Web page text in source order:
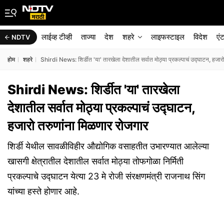
NDTV लाईव्ह टीव्ही ताज्या देश शहरे लाइफस्टाइल विदेश
होम शहरे Shirdi News: शिर्डीत 'या' तारखेला देशातील सर्वात मोठ्या प्रकल्पाचं उद्घाटन,
Shirdi News: शिर्डीत 'या' तारखेला
देशातील सर्वात मोठ्या प्रकल्पाचं उद्घाटन,
हजारो तरुणांना मिळणार रोजगार
शिर्डी येथील सावळीविहीर औद्योगिक वसाहतीत उभारण्यात आलेल्या
खासगी क्षेत्रातील देशातील सर्वात मोठ्या तोफगोळा निर्मिती
प्रकल्पाचे उद्घाटन येत्या 23 मे रोजी संरक्षणमंत्री राजनाथ सिंग
यांच्या हस्ते होणार आहे.